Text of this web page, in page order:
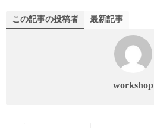
この記事の投稿者 最新記事
workshop